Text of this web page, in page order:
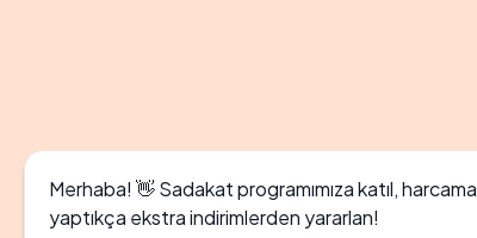
Merhaba! 👋 Sadakat programımıza katıl, harcama
yaptıkça ekstra indirimlerden yararlan!